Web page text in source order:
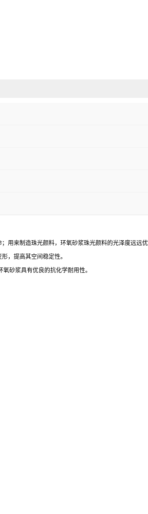
用来制造珠光颜料，环氧砂浆珠光颜料的光泽度远远
，提高其空间稳定性。
砂浆具有优良的抗化学耐用性。